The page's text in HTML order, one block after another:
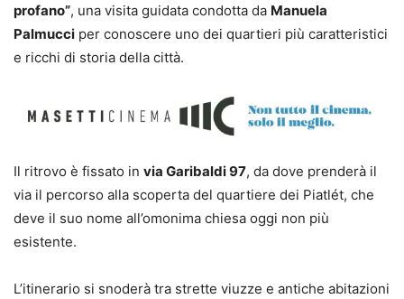
profano”, una visita guidata condotta da Manuela
Palmucci per conoscere uno dei quartieri più caratteristici
e ricchi di storia della città.
Il ritrovo è fissato in via Garibaldi 97, da dove prenderà il
via il percorso alla scoperta del quartiere dei Piatlét, che
deve il suo nome all’omonima chiesa oggi non più
esistente.
L’itinerario si snoderà tra strette viuzze e antiche abitazioni